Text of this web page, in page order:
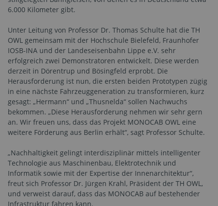
6.000 Kilometer gibt.
Unter Leitung von Professor Dr. Thomas Schulte hat die TH
OWL gemeinsam mit der Hochschule Bielefeld, Fraunhofer
IOSB-INA und der Landeseisenbahn Lippe e.V. sehr
erfolgreich zwei Demonstratoren entwickelt. Diese werden
derzeit in Dörentrup und Bösingfeld erprobt. Die
Herausforderung ist nun, die ersten beiden Prototypen zügig
in eine nächste Fahrzeuggeneration zu transformieren, kurz
gesagt: „Hermann“ und „Thusnelda“ sollen Nachwuchs
bekommen. „Diese Herausforderung nehmen wir sehr gern
an. Wir freuen uns, dass das Projekt MONOCAB OWL eine
weitere Förderung aus Berlin erhält“, sagt Professor Schulte.
„Nachhaltigkeit gelingt interdisziplinär mittels intelligenter
Technologie aus Maschinenbau, Elektrotechnik und
Informatik sowie mit der Expertise der Innenarchitektur“,
freut sich Professor Dr. Jürgen Krahl, Präsident der TH OWL,
und verweist darauf, dass das MONOCAB auf bestehender
Infrastruktur fahren kann.